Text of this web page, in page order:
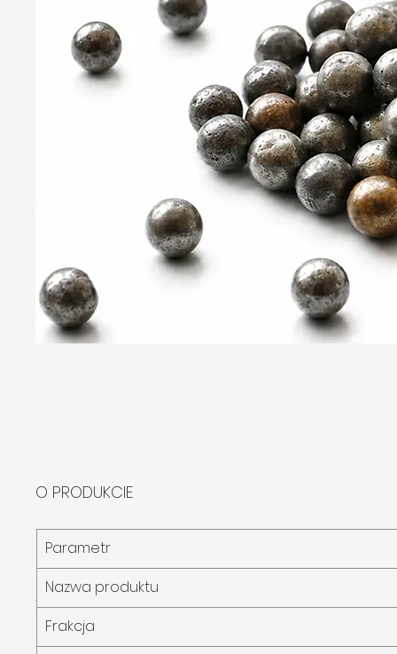
O PRODUKCIE
Parametr
Nazwa produktu
Frakcja